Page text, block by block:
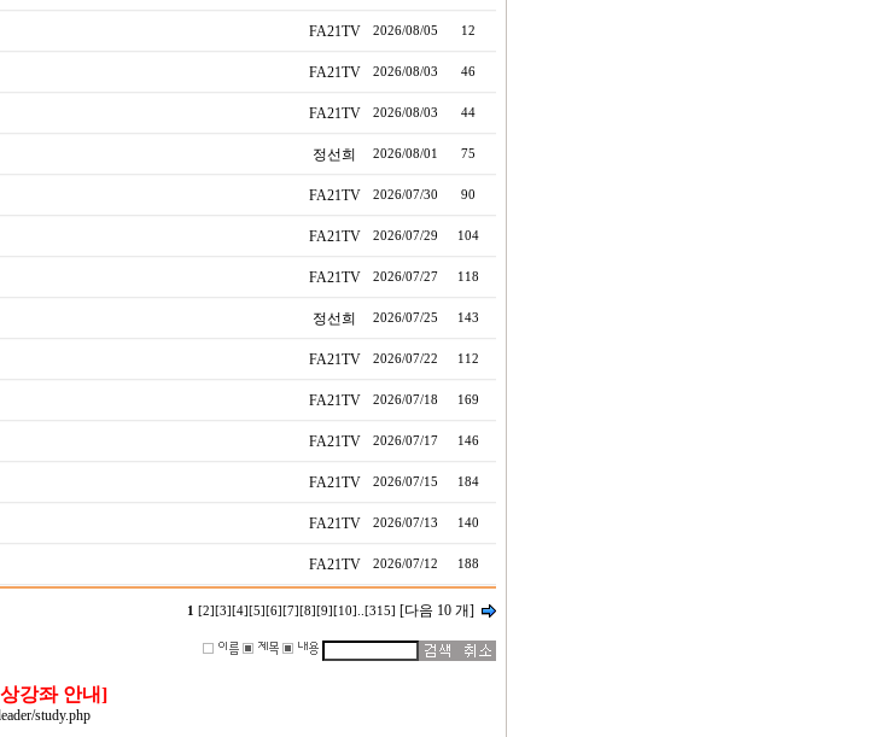
FA21TV 2026/08/05 12
FA21TV 2026/08/03 46
FA21TV 2026/08/03 44
정선희 2026/08/01 75
FA21TV 2026/07/30 90
FA21TV 2026/07/29 104
FA21TV 2026/07/27 118
정선희 2026/07/25 143
FA21TV 2026/07/22 112
FA21TV 2026/07/18 169
FA21TV 2026/07/17 146
FA21TV 2026/07/15 184
FA21TV 2026/07/13 140
FA21TV 2026/07/12 188
1 [2] [3] [4] [5] [6] [7] [8] [9] [10] [315] [다음 10 개]
강좌 안내]
study.php